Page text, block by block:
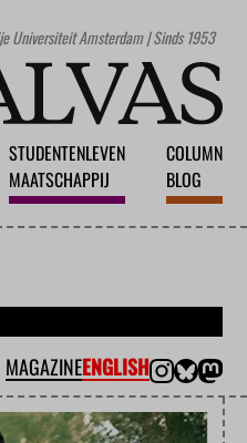
Universiteit Amsterdam | Sinds 1953
STUDENTENLEVEN
MAATSCHAPPIJ
COLUMN
BLOG
MAGAZINEENGLISH